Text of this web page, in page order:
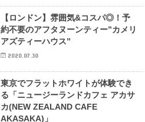
【ロンドン】雰囲気&コスパ◎！予
約不要のアフタヌーンティー”カメリ
アズティーハウス”
2020.07.30
東京でフラットホワイトが体験でき
る「ニュージーランドカフェ アカサ
カ(NEW ZEALAND CAFE
AKASAKA)」